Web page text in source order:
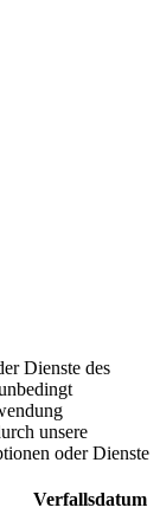
Dienste des
unsere
oder Dienste
Verfallsdatum